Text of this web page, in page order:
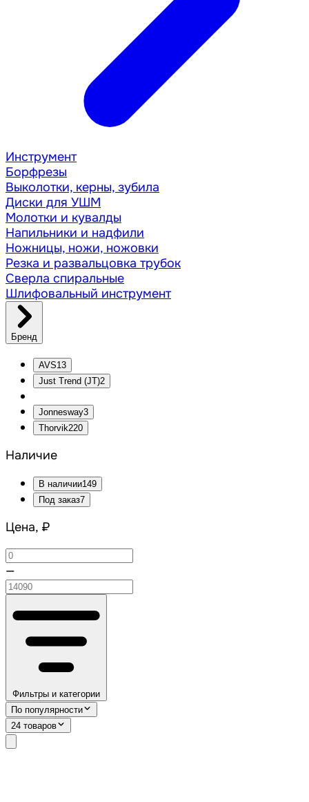
Инструмент
Борфрезы
Выколотки, керны, зубила
Диски для УШМ
Молотки и кувалды
Напильники и надфили
Ножницы, ножи, ножовки
Резка и развальцовка трубок
Сверла спиральные
Шлифовальный инструмент
Бренд
AVS13
Just Trend (JT)2
Jonnesway3
Thorvik220
Наличие
В наличии149
Под заказ7
Цена, ₽
—
Фильтры и категории
По популярности
24 товаров